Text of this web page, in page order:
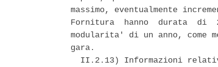
massimo, eventualmente
Fornitura  hanno  durata  di
modularita' di un anno, come
gara.
II.2.13) Informazioni